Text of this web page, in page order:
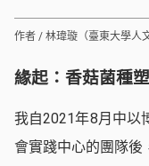
作者 / 林瑋璇（臺東大學人
緣起：香菇菌種
我自2021年8月中以
會實踐中心的團隊後